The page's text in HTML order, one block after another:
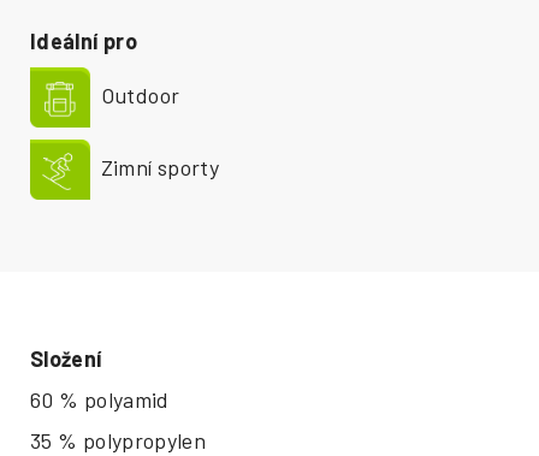
Složení
60 % polyamid
35 % polypropylen
Ideální pro
Outdoor
Zimní sporty